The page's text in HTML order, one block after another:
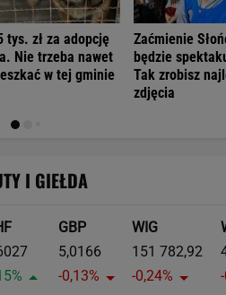
tys. zł za adopcję
Nie trzeba nawet
w tej gminie
Zaćmienie
będzie
Tak zrobisz
zdjęcia
I GIEŁDA
GBP
5,0166
-0,13%
WIG
151 782,92
-0,24%